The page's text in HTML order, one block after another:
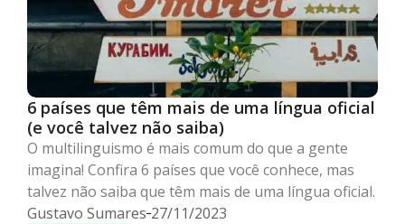
6 países que têm mais de uma língua oficial
(e você talvez não saiba)
O multilinguismo é mais comum do que a gente
imagina! Confira 6 países que você conhece, mas
talvez não saiba que têm mais de uma língua oficial.
Gustavo Sumares 27/11/2023